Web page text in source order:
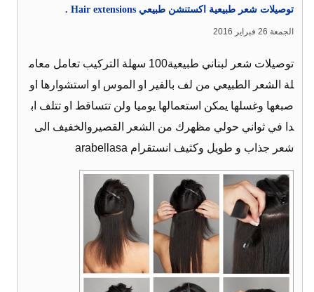
توصيلات شعر طبيعية اكستنشن طبيعي Hair extensions .
الجمعة 26 فبراير 2016
توصيلات شعر لبناني طبيعية100 سهلة التركيب تعامل معام
لة الشعر الطبيعي من لف بالفير او الموس او استشوارها او
صبغها وغسلها يمكن استعمالها يوميا ولن تتساقط او تتلف اب
دا في ثواني حولي مظهرك من الشعر القصيروالخفيف الى
شعر جذاب و طويل وكثيف انستقرام arabellasa